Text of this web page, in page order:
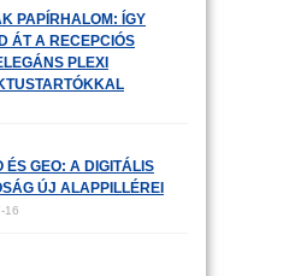
PAPÍRHALOM: ÍGY
ÁT A RECEPCIÓS
PLEXI
ÉS GEO: A DIGITÁLIS
ÚJ ALAPPILLÉREI
16